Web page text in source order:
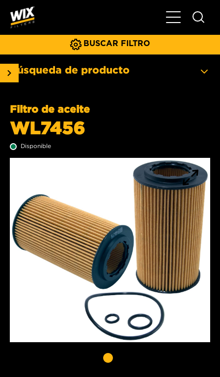
Menú
BUSCAR FILTRO
Búsqueda de producto
Filtro de aceite
WL7456
Disponible